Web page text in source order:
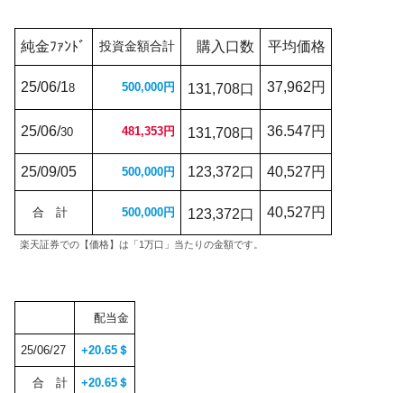
純金ﾌｧﾝﾄﾞ 投資金額合計 購入口数 平均価格
25/06/18 500,000円 131,708口 37,962円
25/06/30 481,353円 131,708口 36.547円
25/09/05 500,000円 123,372口 40,527円
合 計 500,000円 123,372口 40,527円
楽天証券での【価格】は「1万口」当たりの金額です。
配当金
25/06/27 +20.65＄
合 計 +20.65＄